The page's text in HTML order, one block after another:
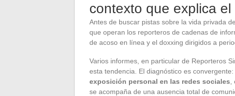
contexto que explica el
Antes de buscar pistas sobre la vida privada
que operan los reporteros de cadenas de
de acoso en línea y el doxxing dirigidos a
Varios informes, en particular de Reporteros
esta tendencia. El diagnóstico es convergente:
exposición personal en las redes sociales
se acompaña de una ausencia total de